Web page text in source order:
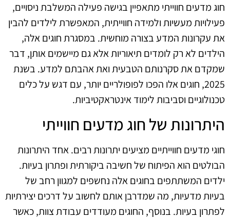
חוג מדעים חווייתי מתאפיין בגישה פעילה המשלבת ניסויים,
פעילויות מעשיות ולמידה חווייתית, המאפשרת לילדים להבין
את עקרונות המדע בצורה מוחשית. במסגרת חוגים אלה,
הילדים לא רק לומדים תיאוריות אלא גם מיישמים אותן, דבר
שמקדם את סקרנותם הטבעית ואת אהבתם למדע. בשנת
2025, חוגים אלו הפכו לפופולריים יותר, עם דגש על כלים
טכנולוגיים וסביבות לימוד אינטראקטיביות.
היתרונות של חוג מדעים חווייתי
חוגי מדעים חווייתיים מציעים יתרונות רבים. אחד היתרונות
הבולטים הוא הפיתוח של חשיבה ביקורתית ופתרון בעיות.
ילדים המשתתפים בחוגים אלה נחשפים למגוון רחב של
בעיות מדעיות, מה שמדרבן אותם לחשוב על דרכים יצירתיות
לפתרון בעיות. בנוסף, החוגים מעודדים עבודת צוות, כאשר